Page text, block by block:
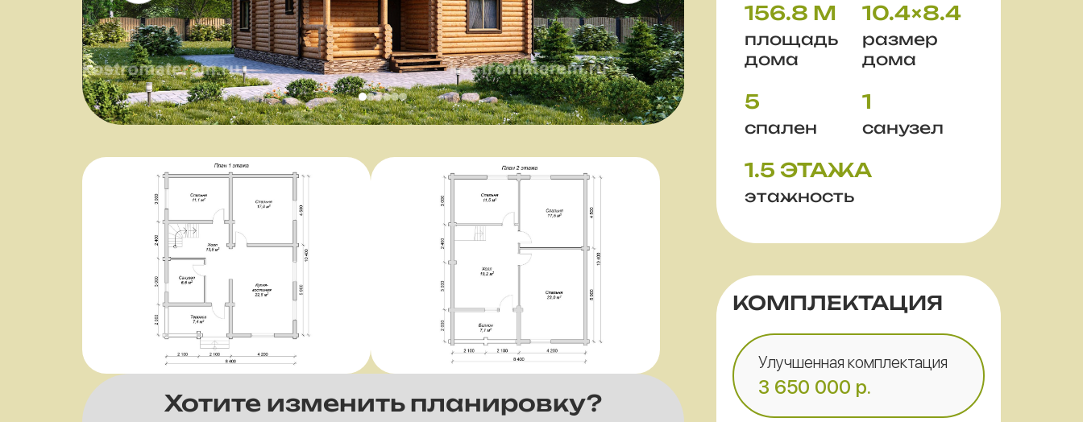
Хотите изменить планировку?
156.8 М
площадь
дома
10.4×8.4
размер
дома
5
спален
1
санузел
1.5 ЭТАЖА
этажность
КОМПЛЕКТАЦИЯ
Улучшенная комплектация
3 650 000 р.